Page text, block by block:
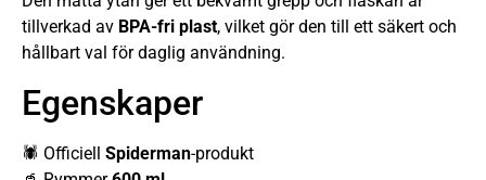
tillverkad av BPA-fri plast, vilket gör den till ett säkert och
hållbart val för daglig användning.
Egenskaper
🕷️ Officiell Spiderman-produkt